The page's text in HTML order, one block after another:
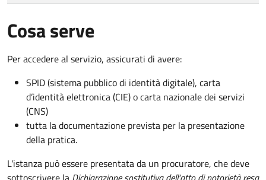
Cosa serve
Per accedere al servizio, assicurati di avere:
SPID (sistema pubblico di identità digitale), carta
d’identità elettronica (CIE) o carta nazionale dei servizi
(CNS)
tutta la documentazione prevista per la presentazione
della pratica.
L'istanza può essere presentata da un procuratore, che deve